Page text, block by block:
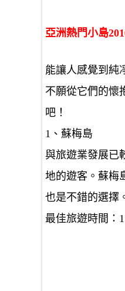
亞洲熱門小島
能讓人感覺到純
不願從它們的懷
吧！
1、蘇梅島
與旅遊業發展已
地的遊客。蘇梅
也是不錯的選擇
最佳旅遊時間：